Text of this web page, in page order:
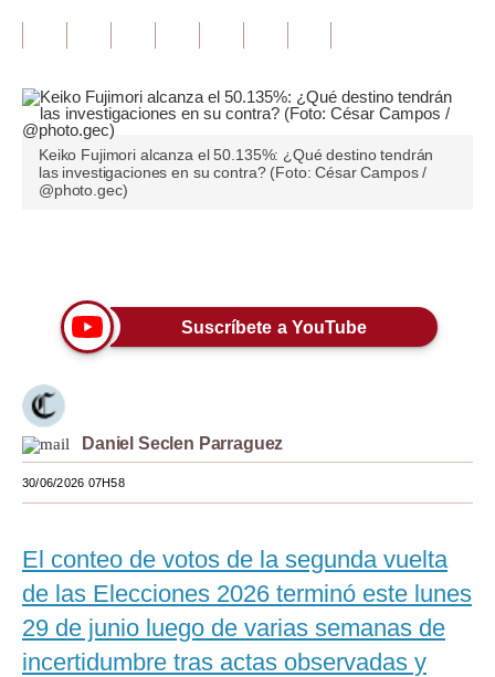
Editorial
Pregunta de hoy
Lujo
Viajes
Moda
Estilos
Mundo
México
España
Internacional
Keiko Fujimori alcanza el 50.135%: ¿Qué destino tendrán
las investigaciones en su contra? (Foto: César Campos /
@photo.gec)
Suscríbete a YouTube
Daniel Seclen Parraguez
30/06/2026 07H58
El conteo de votos de la segunda vuelta
de las Elecciones 2026 terminó este lunes
29 de junio luego de varias semanas de
incertidumbre tras actas observadas y